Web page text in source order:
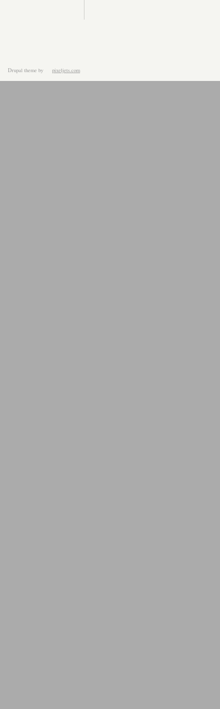
Drupal theme by pixeljets.com